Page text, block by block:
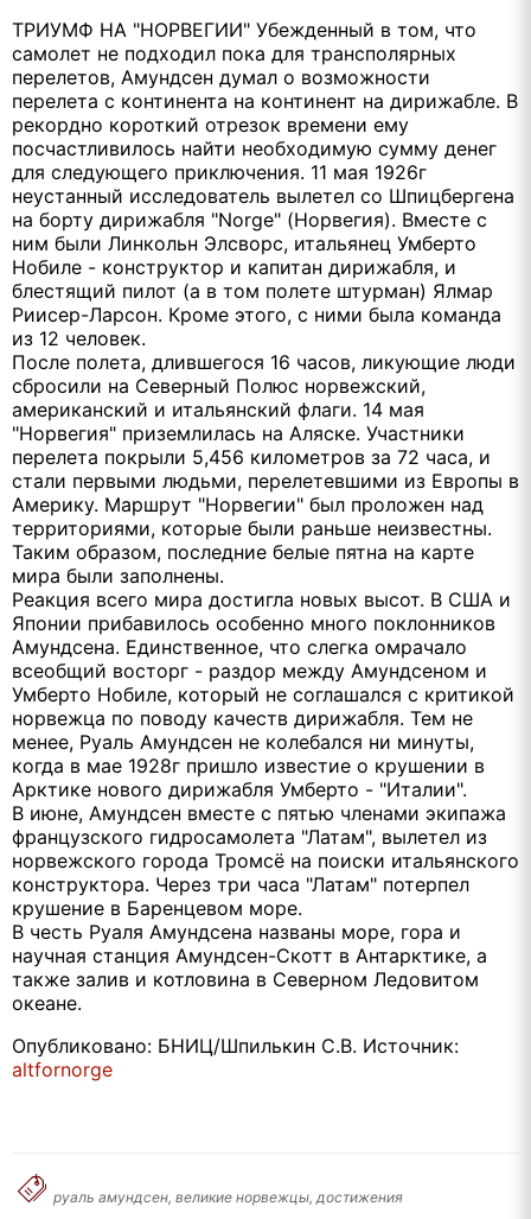
ТРИУМФ НА "НОРВЕГИИ" Убежденный в том, что
самолет не подходил пока для трансполярных
перелетов, Амундсен думал о возможности
перелета с континента на континент на дирижабле. В
рекордно короткий отрезок времени ему
посчастливилось найти необходимую сумму денег
для следующего приключения. 11 мая 1926г
неустанный исследователь вылетел со Шпицбергена
на борту дирижабля "Norge" (Норвегия). Вместе с
ним были Линкольн Элсворс, итальянец Умберто
Нобиле - конструктор и капитан дирижабля, и
блестящий пилот (а в том полете штурман) Ялмар
Риисер-Ларсон. Кроме этого, с ними была команда
из 12 человек.
После полета, длившегося 16 часов, ликующие люди
сбросили на Северный Полюс норвежский,
американский и итальянский флаги. 14 мая
"Норвегия" приземлилась на Аляске. Участники
перелета покрыли 5,456 километров за 72 часа, и
стали первыми людьми, перелетевшими из Европы в
Америку. Маршрут "Норвегии" был проложен над
территориями, которые были раньше неизвестны.
Таким образом, последние белые пятна на карте
мира были заполнены.
Реакция всего мира достигла новых высот. В США и
Японии прибавилось особенно много поклонников
Амундсена. Единственное, что слегка омрачало
всеобщий восторг - раздор между Амундсеном и
Умберто Нобиле, который не соглашался с критикой
норвежца по поводу качеств дирижабля. Тем не
менее, Руаль Амундсен не колебался ни минуты,
когда в мае 1928г пришло известие о крушении в
Арктике нового дирижабля Умберто - "Италии".
В июне, Амундсен вместе с пятью членами экипажа
французского гидросамолета "Латам", вылетел из
норвежского города Тромсё на поиски итальянского
конструктора. Через три часа "Латам" потерпел
крушение в Баренцевом море.
В честь Руаля Амундсена названы море, гора и
научная станция Амундсен-Скотт в Антарктике, а
также залив и котловина в Северном Ледовитом
океане.
Опубликовано: БНИЦ/Шпилькин С.В. Источник:
altfornorge
руаль амундсен, великие норвежцы, достижения